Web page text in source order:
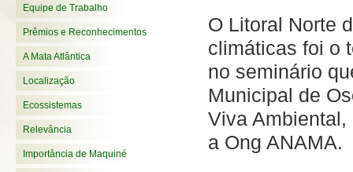
Equipe de Trabalho
Prêmios e Reconhecimentos
A Mata Atlântica
Localização
Ecossistemas
Relevância
Importância de Maquiné
O Litoral Norte
climáticas foi o
no seminário
Municipal de
Viva
a Ong ANAMA.